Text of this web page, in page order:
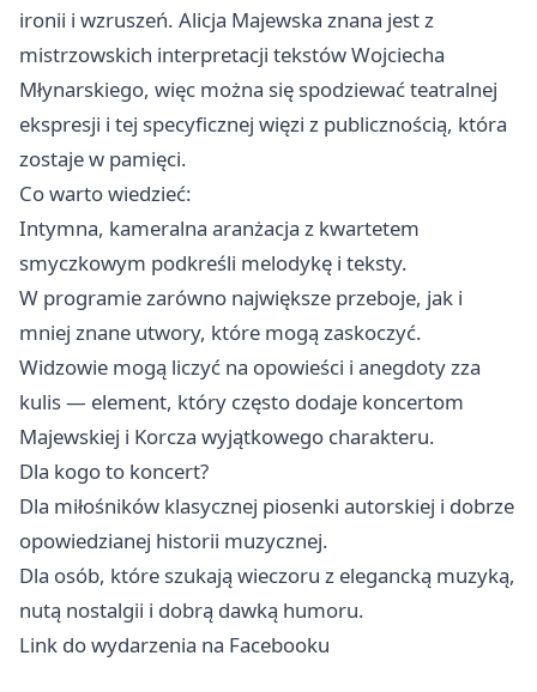
ironii i wzruszeń. Alicja Majewska znana jest z
mistrzowskich interpretacji tekstów Wojciecha
Młynarskiego, więc można się spodziewać teatralnej
ekspresji i tej specyficznej więzi z publicznością, która
zostaje w pamięci.
Co warto wiedzieć:
Intymna, kameralna aranżacja z kwartetem
smyczkowym podkreśli melodykę i teksty.
W programie zarówno największe przeboje, jak i
mniej znane utwory, które mogą zaskoczyć.
Widzowie mogą liczyć na opowieści i anegdoty zza
kulis — element, który często dodaje koncertom
Majewskiej i Korcza wyjątkowego charakteru.
Dla kogo to koncert?
Dla miłośników klasycznej piosenki autorskiej i dobrze
opowiedzianej historii muzycznej.
Dla osób, które szukają wieczoru z elegancką muzyką,
nutą nostalgii i dobrą dawką humoru.
Link do wydarzenia na Facebooku